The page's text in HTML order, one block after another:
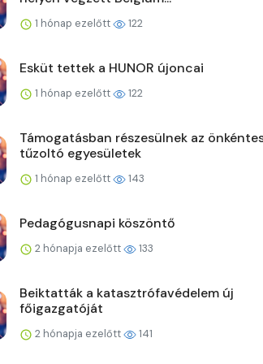
1 hónap ezelőtt 122
Esküt tettek a HUNOR újoncai
1 hónap ezelőtt 122
Támogatásban részesülnek az
tűzoltó egyesületek
1 hónap ezelőtt 143
Pedagógusnapi köszöntő
2 hónapja ezelőtt 133
Beiktatták a katasztrófavédelem új
főigazgatóját
2 hónapja ezelőtt 141